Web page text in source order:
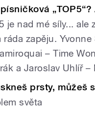
je nad mé síly...
ráda zapěju.
– Time
a Jaroslav Uhlíř –
prsty, můžeš
světa